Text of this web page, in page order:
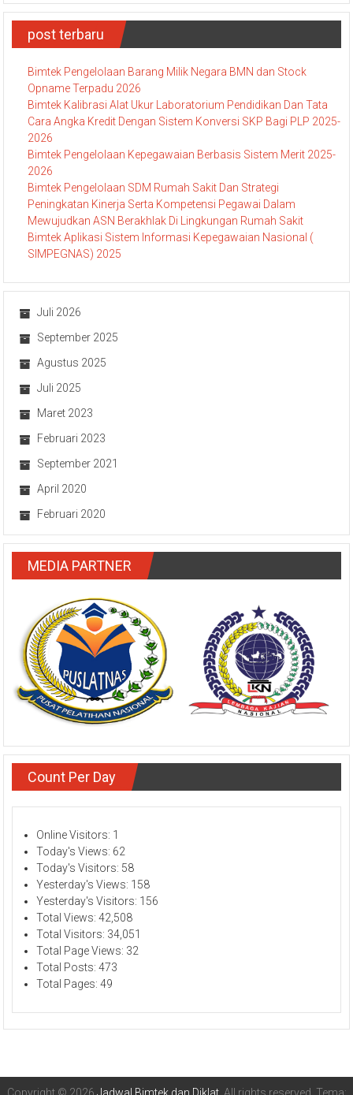
post terbaru
Bimtek Pengelolaan Barang Milik Negara BMN dan Stock
Opname Terpadu 2026
Bimtek Kalibrasi Alat Ukur Laboratorium Pendidikan Dan Tata
Cara Angka Kredit Dengan Sistem Konversi SKP Bagi PLP 2025-
2026
Bimtek Pengelolaan Kepegawaian Berbasis Sistem Merit 2025-
2026
Bimtek Pengelolaan SDM Rumah Sakit Dan Strategi
Peningkatan Kinerja Serta Kompetensi Pegawai Dalam
Mewujudkan ASN Berakhlak Di Lingkungan Rumah Sakit
Bimtek Aplikasi Sistem Informasi Kepegawaian Nasional (
SIMPEGNAS) 2025
Juli 2026
September 2025
Agustus 2025
Juli 2025
Maret 2023
Februari 2023
September 2021
April 2020
Februari 2020
MEDIA PARTNER
Count Per Day
Online Visitors: 1
Today's Views: 62
Today's Visitors: 58
Yesterday's Views: 158
Yesterday's Visitors: 156
Total Views:42,508
Total Visitors: 34,051
Total Page Views: 32
Total Posts:473
Total Pages:49